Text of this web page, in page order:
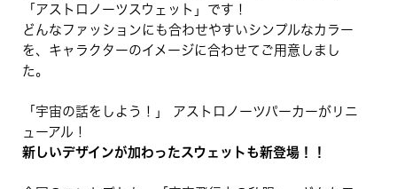
「アストロノーツスウェット」です！
どんなファッションにも合わせやすいシンプルなカラー
を、キャラクターのイメージに合わせてご用意しまし
た。
「宇宙の話をしよう！」 アストロノーツパーカーがリニ
ューアル！
新しいデザインが加わったスウェットも新登場！！